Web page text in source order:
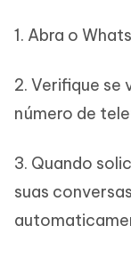
1. Abra o
2. Verifique se
número de
3. Quando
suas